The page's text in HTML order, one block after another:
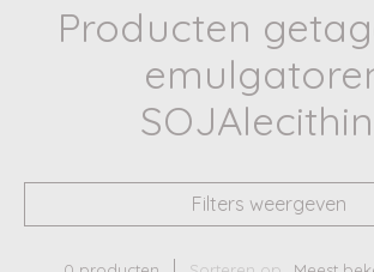
Producten
Filters weergeven